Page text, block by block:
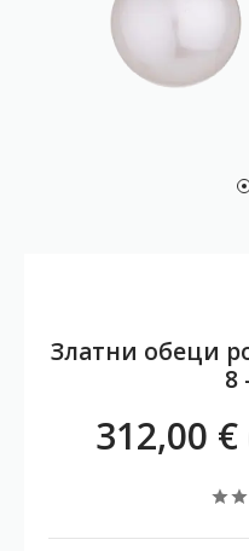
Златни обеци
8
312,00